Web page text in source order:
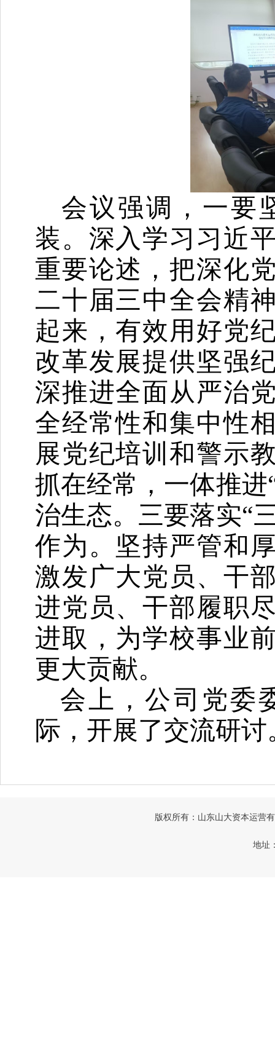
会议强调，一要
装。深入学习习近
重要论述，把深化
二十届三中全会精
起来，有效用好党
改革发展提供坚强
深推进全面从严治
全经常性和集中性
展党纪培训和警示
抓在经常，一体推进
治生态。三要落实“
作为。坚持严管和
激发广大党员、干
进党员、干部履职
进取，为学校事业
更大贡献。
会上，公司党委
际，开展了交流研讨
版权所有：山东山大资本运
地址